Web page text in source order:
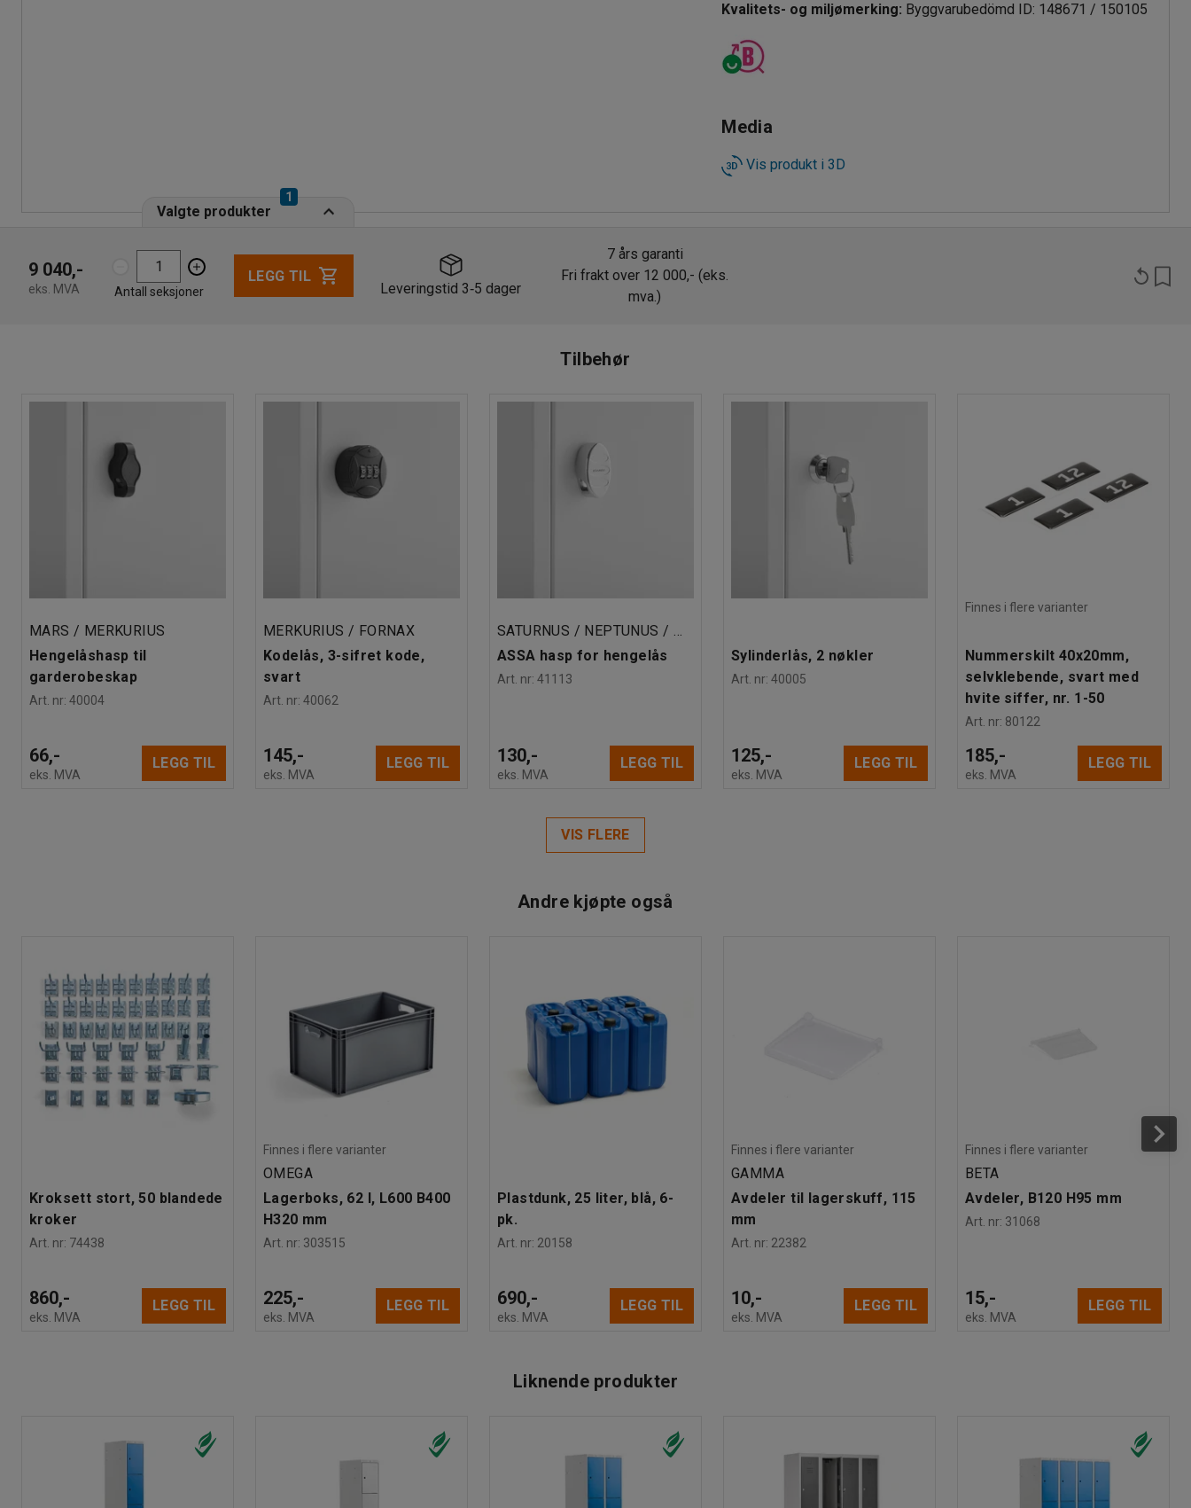
Kvalitets- og miljømerking: Byggvarubedömd ID: 148671 / 150105
Media
Vis produkt i 3D
Valgte produkter
1
9 040,-
eks. MVA Antall seksjoner
LEGG TIL
Leveringstid 3‑5 dager
7 års garanti
Fri frakt over 12 000,- (eks.
mva.)
Tilbehør
MARS / MERKURIUS
Hengelåshasp til
garderobeskap
Art. nr: 40004
66,-
eks. MVA
LEGG TIL
MERKURIUS / FORNAX
Kodelås, 3-sifret kode,
svart
Art. nr: 40062
145,-
eks. MVA
LEGG TIL
ASSA hasp for hengelås
Art. nr: 41113
130,-
eks. MVA
LEGG TIL
Sylinderlås, 2 nøkler
Art. nr: 40005
125,-
eks. MVA
LEGG TIL
Finnes i flere varianter
Nummerskilt 40x20mm,
selvklebende, svart med
hvite siffer, nr. 1-50
Art. nr: 80122
185,-
eks. MVA
LEGG TIL
VIS FLERE
Andre kjøpte også
Kroksett stort, 50 blandede
kroker
Art. nr: 74438
860,-
eks. MVA
LEGG TIL
Finnes i flere varianter
OMEGA
Lagerboks, 62 l, L600 B400
H320 mm
Art. nr: 303515
225,-
eks. MVA
LEGG TIL
Plastdunk, 25 liter, blå, 6-
pk.
Art. nr: 20158
690,-
eks. MVA
LEGG TIL
Finnes i flere varianter
GAMMA
Avdeler til lagerskuff, 115
mm
Art. nr: 22382
10,-
eks. MVA
LEGG TIL
Finnes i flere varianter
BETA
Avdeler, B120 H95 mm
Art. nr: 31068
15,-
eks. MVA
LEGG TIL
Liknende produkter